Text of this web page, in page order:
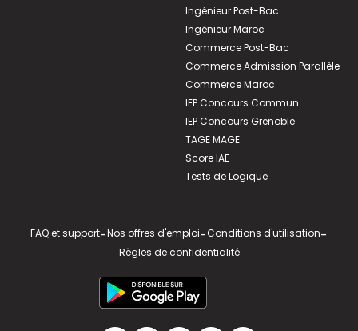
Ingénieur Post-Bac
Ingénieur Maroc
Commerce Post-Bac
Commerce Admission Parallèle
Commerce Maroc
IEP Concours Commun
IEP Concours Grenoble
TAGE MAGE
Score IAE
Tests de Logique
FAQ et support-Nos offres d'emploi-Conditions d'utilisation-
Règles de confidentialité